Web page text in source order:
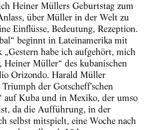
Heiner Müllers Geburtstag zum
über Müller in der Welt zu
Einflüsse, Bedeutung, Rezeption.
beginnt in Lateinamerika mit
„Gestern habe ich aufgehört, mich
Heiner Müller“ des kubanischen
Orizondo. Harald Müller
der Gotscheff’schen
auf Kuba und in Mexiko, der umso
da die Aufführung, in der
selbst mitspielt, eine Woche nach